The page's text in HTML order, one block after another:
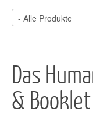
Das
& Booklet